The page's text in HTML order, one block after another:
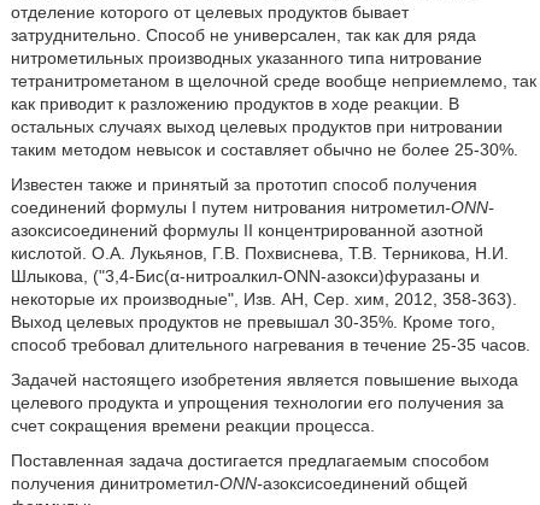
отделение которого от целевых продуктов бывает
затруднительно. Способ не универсален, так как для ряда
нитрометильных производных указанного типа нитрование
тетранитрометаном в щелочной среде вообще неприемлемо, так
как приводит к разложению продуктов в ходе реакции. В
остальных случаях выход целевых продуктов при нитровании
таким методом невысок и составляет обычно не более 25-30%.
Известен также и принятый за прототип способ получения
соединений формулы I путем нитрования нитрометил-ONN-
азоксисоединений формулы II концентрированной азотной
кислотой. О.А. Лукьянов, Г.В. Похвиснева, Т.В. Терникова, Н.И.
Шлыкова, ("3,4-Бис(α-нитроалкил-ONN-азокси)фуразаны и
некоторые их производные", Изв. АН, Сер. хим, 2012, 358-363).
Выход целевых продуктов не превышал 30-35%. Кроме того,
способ требовал длительного нагревания в течение 25-35 часов.
Задачей настоящего изобретения является повышение выхода
целевого продукта и упрощения технологии его получения за
счет сокращения времени реакции процесса.
Поставленная задача достигается предлагаемым способом
получения динитрометил-ONN-азоксисоединений общей